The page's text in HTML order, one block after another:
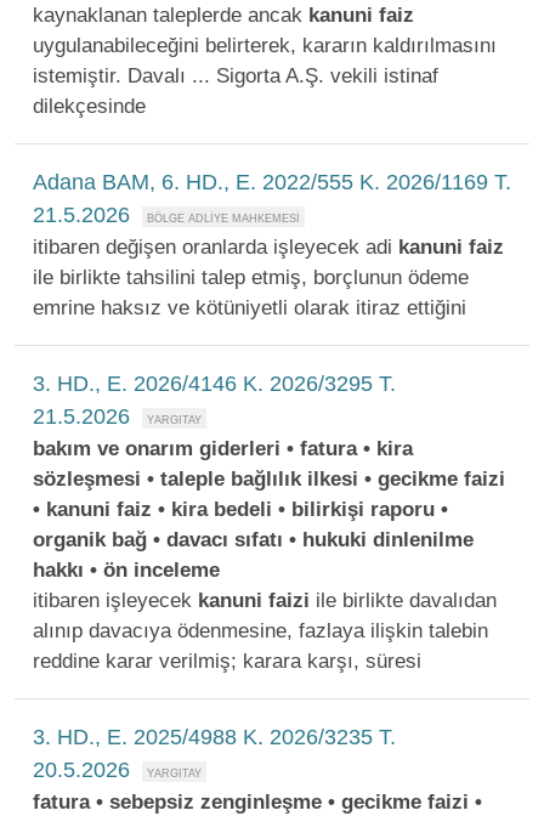
kaynaklanan taleplerde ancak kanuni faiz
uygulanabileceğini belirterek, kararın kaldırılmasını
istemiştir. Davalı ... Sigorta A.Ş. vekili istinaf
dilekçesinde
Adana BAM, 6. HD., E. 2022/555 K. 2026/1169 T.
21.5.2026
itibaren değişen oranlarda işleyecek adi kanuni faiz
ile birlikte tahsilini talep etmiş, borçlunun ödeme
emrine haksız ve kötüniyetli olarak itiraz ettiğini
3. HD., E. 2026/4146 K. 2026/3295 T.
21.5.2026
bakım ve onarım giderleri • fatura • kira
sözleşmesi • taleple bağlılık ilkesi • gecikme faizi
• kanuni faiz • kira bedeli • bilirkişi raporu •
organik bağ • davacı sıfatı • hukuki dinlenilme
hakkı • ön inceleme
itibaren işleyecek kanuni faizi ile birlikte davalıdan
alınıp davacıya ödenmesine, fazlaya ilişkin talebin
reddine karar verilmiş; karara karşı, süresi
3. HD., E. 2025/4988 K. 2026/3235 T.
20.5.2026
fatura • sebepsiz zenginleşme • gecikme faizi •